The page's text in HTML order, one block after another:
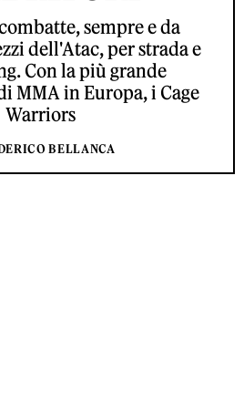
sempre e da
dell'Atac, per strada e
Con la più grande
MMA in Europa, i Cage
Warriors
BELLANCA